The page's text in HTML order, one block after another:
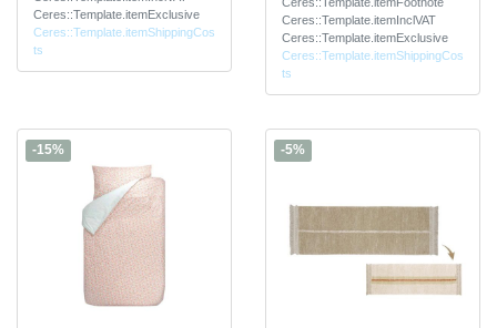
Ceres::Template.itemExclusive
Ceres::Template.itemShippingCos
ts
Ceres::Template.itemInclVAT
Ceres::Template.itemExclusive
Ceres::Template.itemShippingCos
ts
-15% -5%